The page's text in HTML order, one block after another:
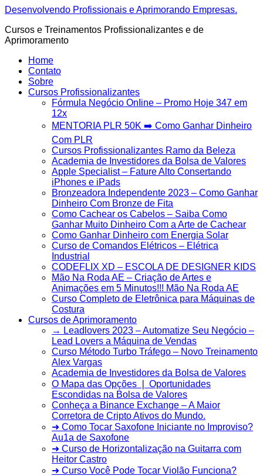
Ir
o
conteúdo
Desenvolvendo Profissionais e Aprimorando Empresas.
Cursos e Treinamentos Profissionalizantes e de
Aprimoramento
Home
Contato
Sobre
Cursos Profissionalizantes
Fórmula Negócio OnIine – Promo Hoje 347 em
12x
MENTORIA PLR 50K ➡️ Como Ganhar Dinheiro
Com PLR
Cursos Profissionalizantes Ramo da Beleza
Academia de Investidores da Bolsa de Valores
Apple Specialist – Fature Alto Consertando
iPhones e iPads
Bronzeadora Independente 2023 – Como Ganhar
Dinheiro Com Bronze de Fita
Como Cachear os Cabelos – Saiba Como
Ganhar Muito Dinheiro Com a Arte de Cachear
Como Ganhar Dinheiro com Energia Solar
Curso de Comandos Elétricos – Elétrica
Industrial
CODEFLIX XD – ESCOLA DE DESIGNER KIDS
Mão Na Roda AE – Criação de Artes e
Animações em 5 Minutos!!! Mão Na Roda AE
Curso Completo de Eletrônica para Máquinas de
Costura
Cursos de Aprimoramento
→ Leadlovers 2023 – Automatize Seu Negócio –
Lead Lovers a Máquina de Vendas
Curso Método Turbo Tráfego – Novo Treinamento
Alex Vargas
Academia de Investidores da Bolsa de Valores
O Mapa das Opções ❘ Oportunidades
Escondidas na Bolsa de Valores
Conheça a Binance Exchange – A Maior
Corretora de Cripto Ativos do Mundo.
➜ Como Tocar Saxofone Iniciante no Improviso?
Au1a de Saxofone
➜ Curso de Horizontalização na Guitarra com
Heitor Castro
➜ Curso Você Pode Tocar Violão Funciona?